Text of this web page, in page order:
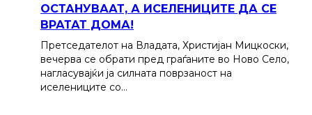
ОСТАНУВААТ, А ИСЕЛЕНИЦИТЕ ДА СЕ
ВРАТАТ ДОМА!
Претседателот на Владата, Христијан Мицкоски,
вечерва се обрати пред граѓаните во Ново Село,
нагласувајќи ја силната поврзаност на
иселениците со…